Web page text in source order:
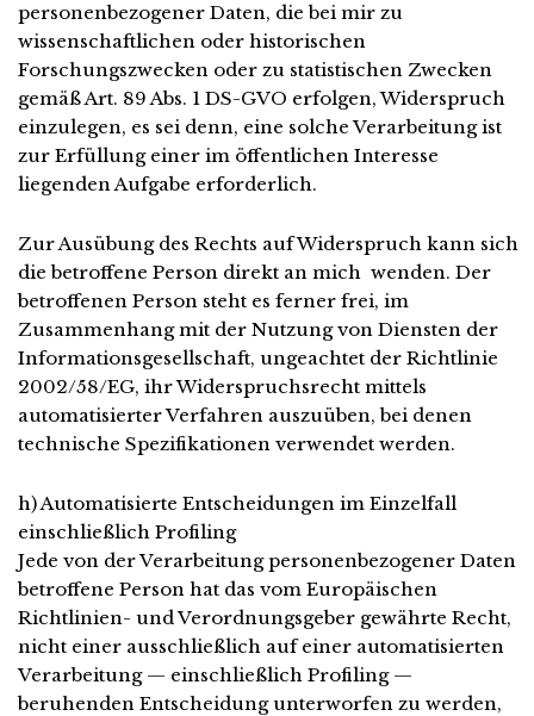
personenbezogener Daten, die bei mir zu
wissenschaftlichen oder historischen
Forschungszwecken oder zu statistischen Zwecken
gemäß Art. 89 Abs. 1 DS-GVO erfolgen, Widerspruch
einzulegen, es sei denn, eine solche Verarbeitung ist
zur Erfüllung einer im öffentlichen Interesse
liegenden Aufgabe erforderlich.
Zur Ausübung des Rechts auf Widerspruch kann sich
die betroffene Person direkt an mich wenden. Der
betroffenen Person steht es ferner frei, im
Zusammenhang mit der Nutzung von Diensten der
Informationsgesellschaft, ungeachtet der Richtlinie
2002/58/EG, ihr Widerspruchsrecht mittels
automatisierter Verfahren auszuüben, bei denen
technische Spezifikationen verwendet werden.
h) Automatisierte Entscheidungen im Einzelfall
einschließlich Profiling
Jede von der Verarbeitung personenbezogener Daten
betroffene Person hat das vom Europäischen
Richtlinien- und Verordnungsgeber gewährte Recht,
nicht einer ausschließlich auf einer automatisierten
Verarbeitung — einschließlich Profiling —
beruhenden Entscheidung unterworfen zu werden,